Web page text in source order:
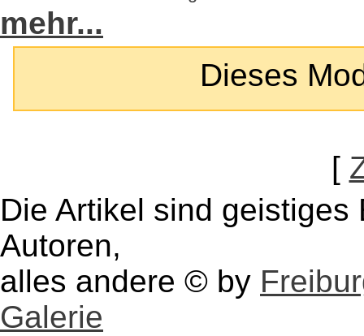
mehr...
Dieses
[
Die Artikel sind
Autoren,
alles andere © by
Galerie